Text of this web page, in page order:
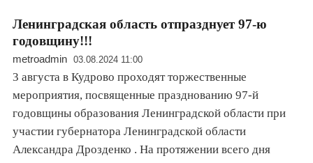
Ленинградская область отпразднует 97-ю
годовщину!!!
metroadmin 03.08.2024 11:00
3 августа в Кудрово проходят торжественные
мероприятия, посвященные празднованию 97-й
годовщины образования Ленинградской области при
участии губернатора Ленинградской области
Александра Дрозденко . На протяжении всего дня